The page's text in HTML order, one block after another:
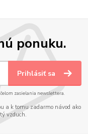
ponuku.
Prihlásiť sa
zasielania newslettera.
a k tomu zadarmo návod ako
vzduch.